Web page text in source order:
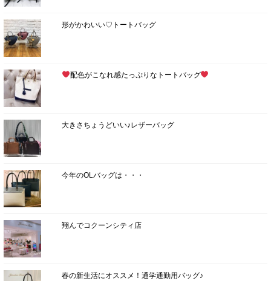
形がかわいい♡トートバッグ
配色がこなれ感たっぷりなトートバッグ
大きさちょうどいい♪レザーバッグ
今年のOLバッグは・・・
翔んでコクーンシティ店
春の新生活にオススメ！通学通勤用バッグ♪